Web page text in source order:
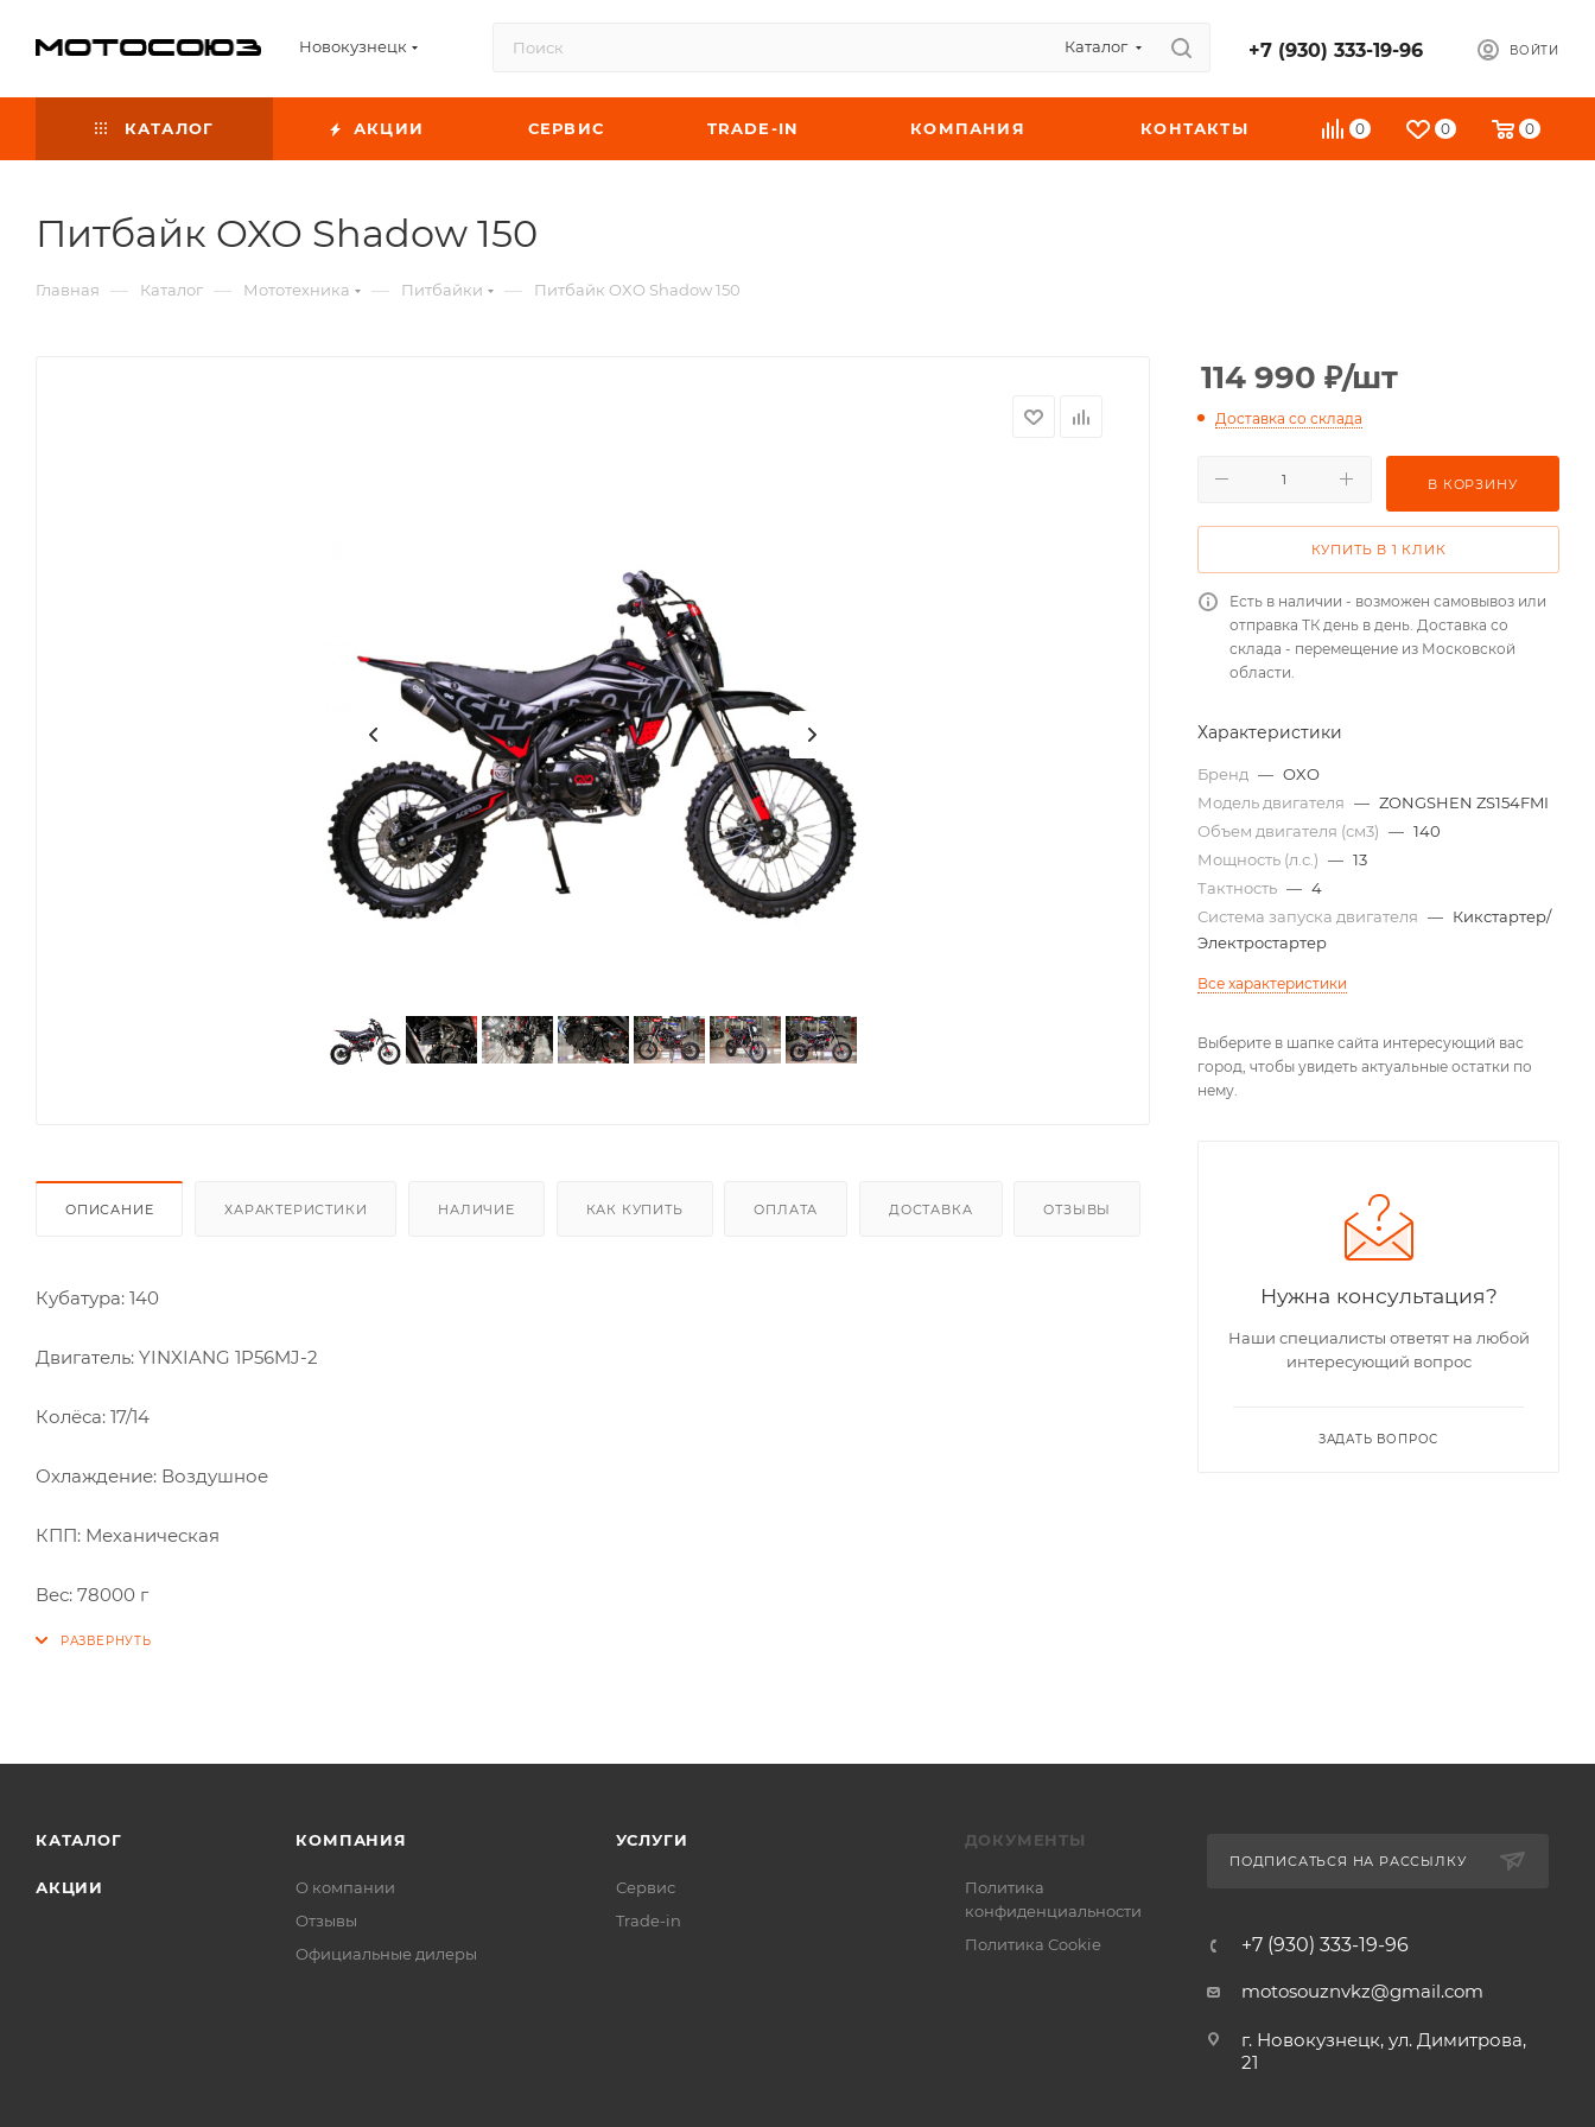
Новокузнецк Каталог +7 (930) 333-19-96 ВОЙТИ
0 0 0
КАТАЛОГ АКЦИИ СЕРВИС TRADE-IN КОМПАНИЯ КОНТАКТЫ
Питбайк OXO Shadow 150
Главная — Каталог — Мототехника — Питбайки — Питбайк OXO Shadow 150
ОПИСАНИЕ ХАРАКТЕРИСТИКИ НАЛИЧИЕ КАК КУПИТЬ ОПЛАТА ДОСТАВКА ОТЗЫВЫ
Кубатура: 140
Двигатель: YINXIANG 1P56MJ-2
Колёса: 17/14
Охлаждение: Воздушное
КПП: Механическая
Вес: 78000 г
114 990 ₽/шт
Доставка со склада
В КОРЗИНУ
КУПИТЬ В 1 КЛИК
Есть в наличии - возможен самовывоз или
отправка ТК день в день. Доставка со
склада - перемещение из Московской
области.
Характеристики
Бренд — OXO
Модель двигателя — ZONGSHEN ZS154FMI
Объем двигателя (см3) — 140
Мощность (л.с.) — 13
Тактность — 4
Система запуска двигателя — Кикстартер/
Электростартер
Все характеристики
Выберите в шапке сайта интересующий вас
город, чтобы увидеть актуальные остатки по
нему.
Нужна консультация?
Наши специалисты ответят на любой
интересующий вопрос
ЗАДАТЬ ВОПРОС
КАТАЛОГ
АКЦИИ
КОМПАНИЯ
О компании
Отзывы
Официальные дилеры
УСЛУГИ
Сервис
Trade-in
ДОКУМЕНТЫ
Политика
конфиденциальности
Политика Cookie
ПОДПИСАТЬСЯ НА РАССЫЛКУ
+7 (930) 333-19-96
motosouznvkz@gmail.com
г. Новокузнецк, ул. Димитрова,
21